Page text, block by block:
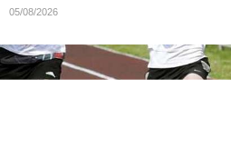
05/08/2026